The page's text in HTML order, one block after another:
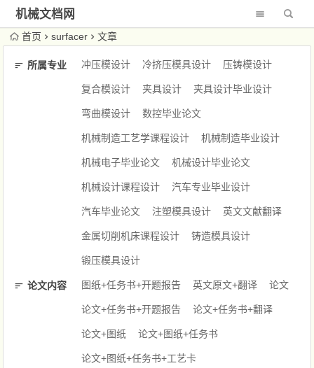
机械文档网
首页 surfacer 文章
所属专业 冲压模设计 冷挤压模具设计 压铸模设计
复合模设计 夹具设计 夹具设计毕业设计
弯曲模设计 数控毕业论文
机械制造工艺学课程设计 机械制造毕业设计
机械电子毕业论文 机械设计毕业论文
机械设计课程设计 汽车专业毕业设计
汽车毕业论文 注塑模具设计 英文文献翻译
金属切削机床课程设计 铸造模具设计
锻压模具设计
论文内容 图纸+任务书+开题报告 英文原文+翻译 论文
论文+任务书+开题报告 论文+任务书+翻译
论文+图纸 论文+图纸+任务书
论文+图纸+任务书+工艺卡